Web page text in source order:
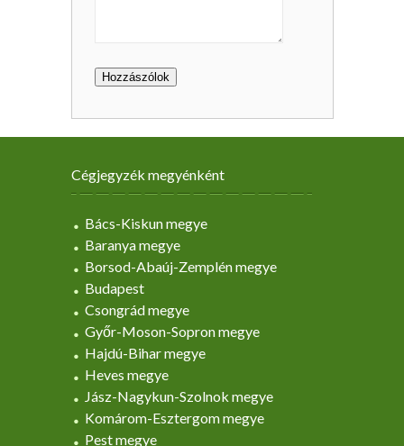
Cégjegyzék megyénként
Bács-Kiskun megye
Baranya megye
Borsod-Abaúj-Zemplén megye
Budapest
Csongrád megye
Győr-Moson-Sopron megye
Hajdú-Bihar megye
Heves megye
Jász-Nagykun-Szolnok megye
Komárom-Esztergom megye
Pest megye